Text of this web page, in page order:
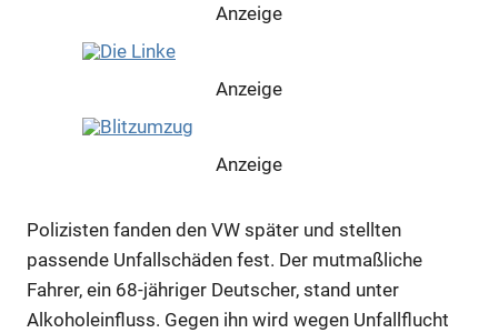
Anzeige
Anzeige
Anzeige
Anzeige
Polizisten fanden den VW später und stellten
passende Unfallschäden fest. Der mutmaßliche
Fahrer, ein 68-jähriger Deutscher, stand unter
Alkoholeinfluss. Gegen ihn wird wegen Unfallflucht